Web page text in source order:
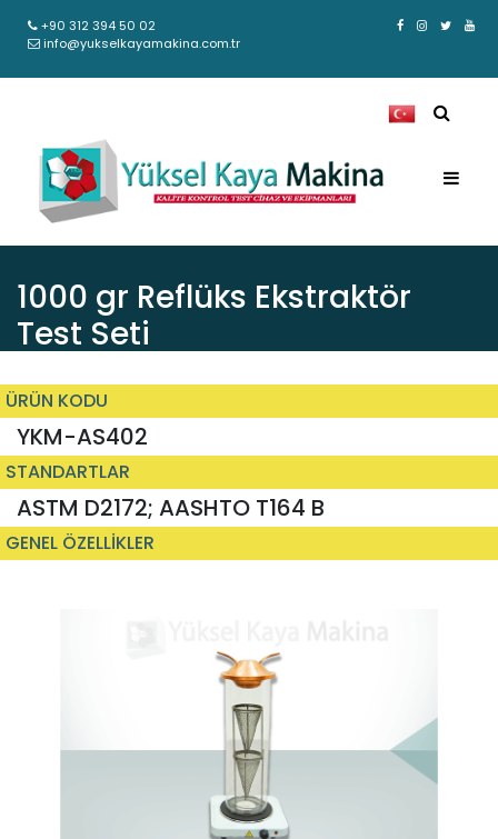
+90 312 394 50 02
info@yukselkayamakina.com.tr
1000 gr Reflüks Ekstraktör
Test Seti
ÜRÜN KODU
YKM-AS402
STANDARTLAR
ASTM D2172; AASHTO T164 B
GENEL ÖZELLİKLER